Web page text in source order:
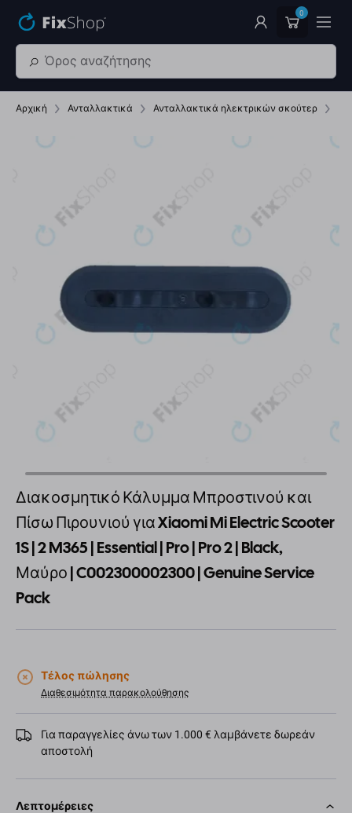
0
Αρχική Ανταλλακτικά Ανταλλακτικά ηλεκτρικών σκούτερ
Διακοσμητικό Κάλυμμα Μπροστινού και
Πίσω Πιρουνιού για Xiaomi Mi Electric Scooter
1S | 2 M365 | Essential | Pro | Pro 2 | Black,
Μαύρο | C002300002300 | Genuine Service
Pack
Τέλος πώλησης
Διαθεσιμότητα παρακολούθησης
Για παραγγελίες άνω των 1.000 € λαμβάνετε δωρεάν
αποστολή
Λεπτομέρειες